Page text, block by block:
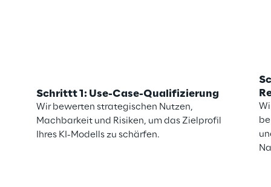
Schrittt 1: Use-Case-Qualifizierung
Wir bewerten strategischen Nutzen,
Machbarkeit und Risiken, um das Zielprofil
Ihres KI-Modells zu schärfen.